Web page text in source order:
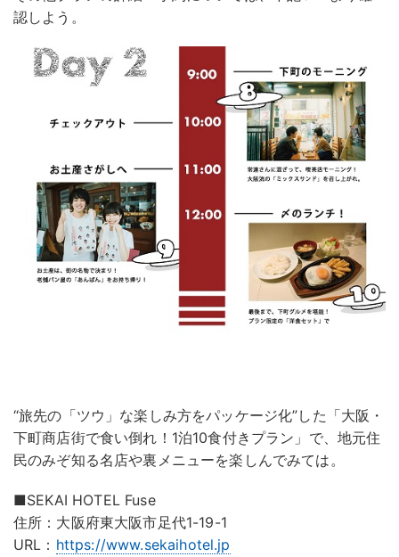
認しよう。
“旅先の「ツウ」な楽しみ方をパッケージ化”した「大阪・
下町商店街で食い倒れ！1泊10食付きプラン」で、地元住
民のみぞ知る名店や裏メニューを楽しんでみては。
■SEKAI HOTEL Fuse
住所：大阪府東大阪市足代1-19-1
URL： https://www.sekaihotel.jp